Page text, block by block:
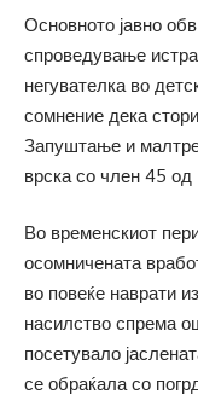
Основното јавно
спроведување
негувателка во
сомнение дека
Запуштање и
врска со член 45 од
Во временскиот
осомничената
во повеќе наврати
насилство спрема
посетувало
се обраќала со